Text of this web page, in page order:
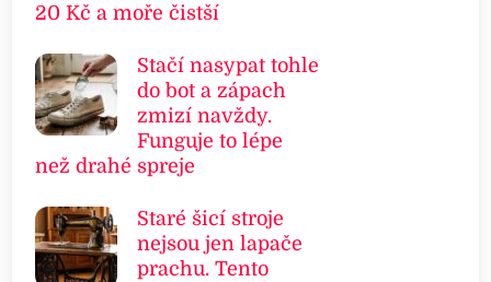
20 Kč a moře čistší
Stačí nasypat tohle
do bot a zápach
zmizí navždy.
Funguje to lépe
než drahé spreje
Staré šicí stroje
nejsou jen lapače
prachu. Tento